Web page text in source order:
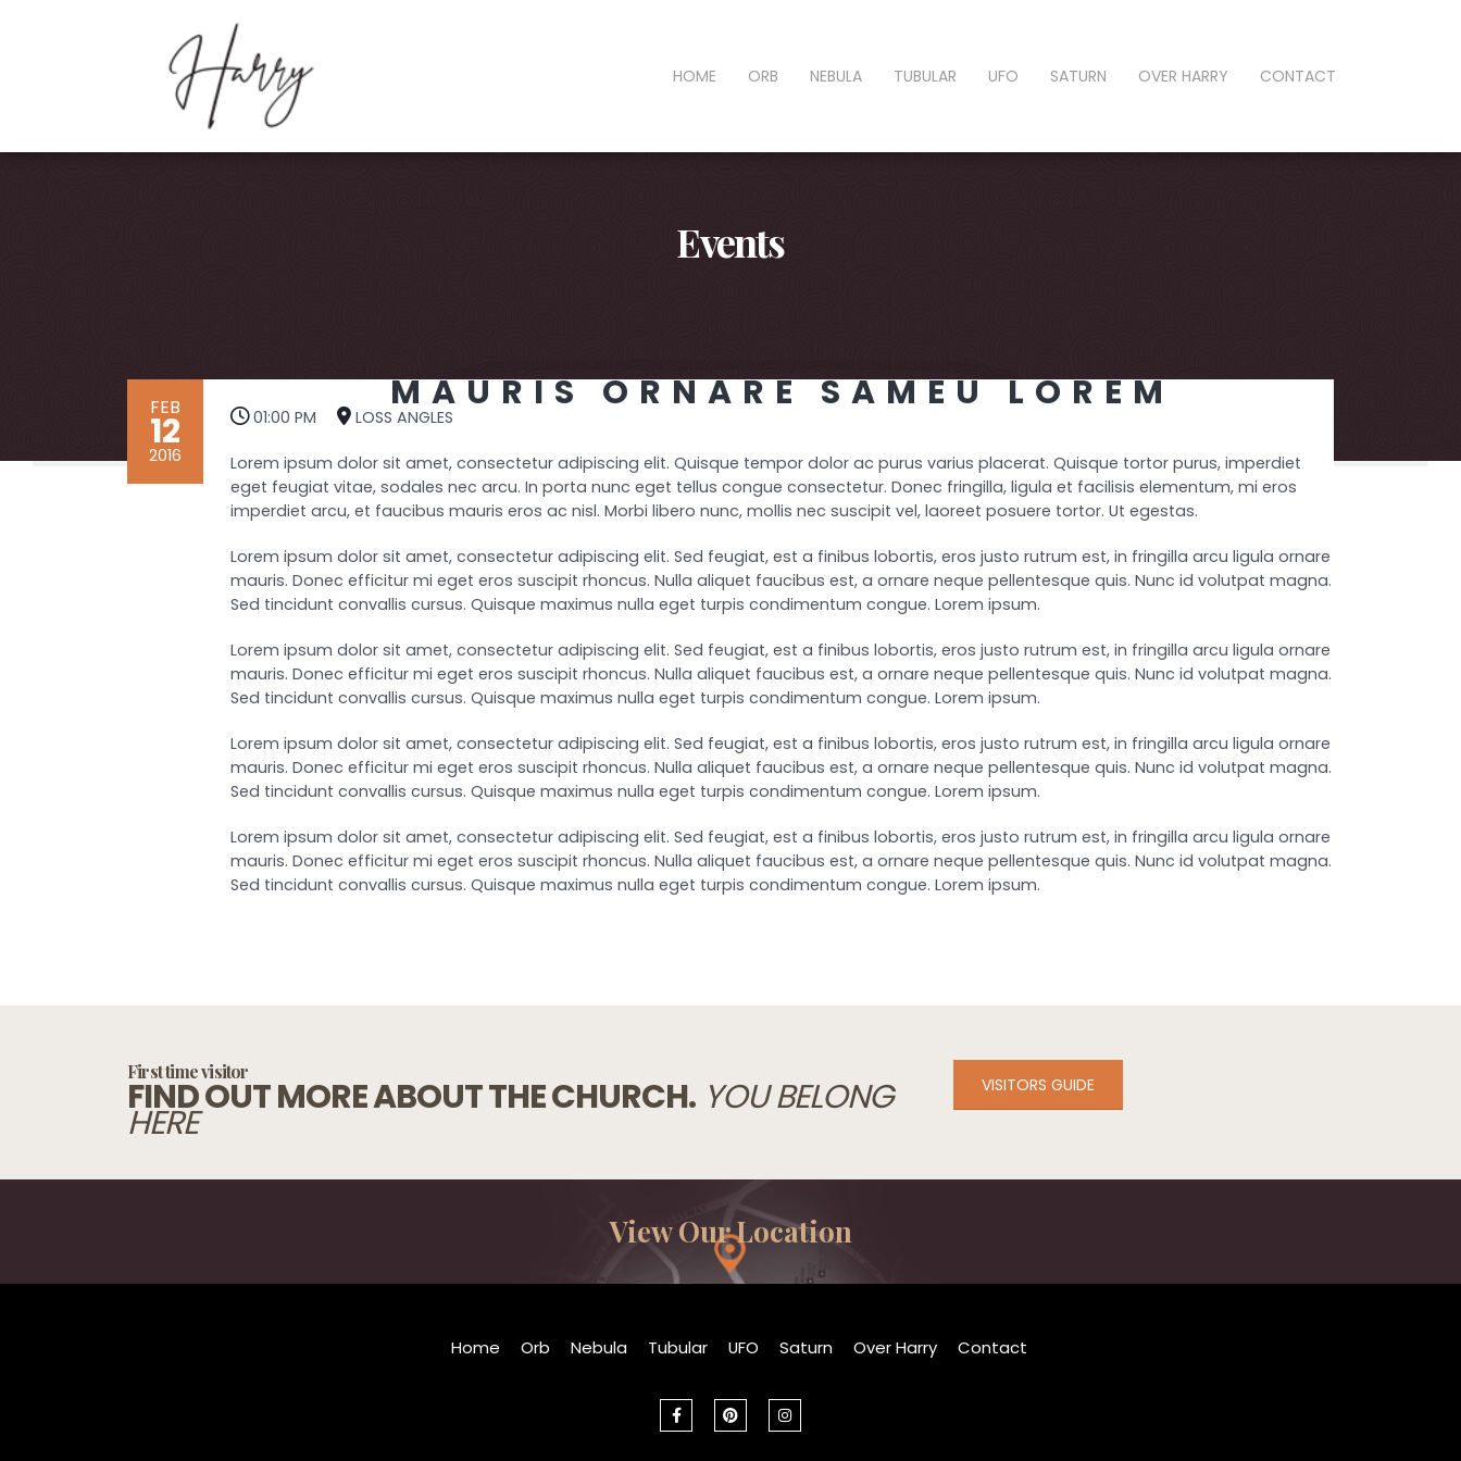
HOME ORB NEBULA TUBULAR UFO SATURN OVER HARRY CONTACT
Events
FEB
12
2016
MAURIS ORNARE SAMEU LOREM
01:00 PM LOSS ANGLES
Lorem ipsum dolor sit amet, consectetur adipiscing elit. Quisque tempor dolor ac purus varius placerat. Quisque tortor purus, imperdiet
eget feugiat vitae, sodales nec arcu. In porta nunc eget tellus congue consectetur. Donec fringilla, ligula et facilisis elementum, mi eros
imperdiet arcu, et faucibus mauris eros ac nisl. Morbi libero nunc, mollis nec suscipit vel, laoreet posuere tortor. Ut egestas.
Lorem ipsum dolor sit amet, consectetur adipiscing elit. Sed feugiat, est a finibus lobortis, eros justo rutrum est, in fringilla arcu ligula ornare
mauris. Donec efficitur mi eget eros suscipit rhoncus. Nulla aliquet faucibus est, a ornare neque pellentesque quis. Nunc id volutpat magna.
Sed tincidunt convallis cursus. Quisque maximus nulla eget turpis condimentum congue. Lorem ipsum.
Lorem ipsum dolor sit amet, consectetur adipiscing elit. Sed feugiat, est a finibus lobortis, eros justo rutrum est, in fringilla arcu ligula ornare
mauris. Donec efficitur mi eget eros suscipit rhoncus. Nulla aliquet faucibus est, a ornare neque pellentesque quis. Nunc id volutpat magna.
Sed tincidunt convallis cursus. Quisque maximus nulla eget turpis condimentum congue. Lorem ipsum.
Lorem ipsum dolor sit amet, consectetur adipiscing elit. Sed feugiat, est a finibus lobortis, eros justo rutrum est, in fringilla arcu ligula ornare
mauris. Donec efficitur mi eget eros suscipit rhoncus. Nulla aliquet faucibus est, a ornare neque pellentesque quis. Nunc id volutpat magna.
Sed tincidunt convallis cursus. Quisque maximus nulla eget turpis condimentum congue. Lorem ipsum.
Lorem ipsum dolor sit amet, consectetur adipiscing elit. Sed feugiat, est a finibus lobortis, eros justo rutrum est, in fringilla arcu ligula ornare
mauris. Donec efficitur mi eget eros suscipit rhoncus. Nulla aliquet faucibus est, a ornare neque pellentesque quis. Nunc id volutpat magna.
Sed tincidunt convallis cursus. Quisque maximus nulla eget turpis condimentum congue. Lorem ipsum.
First time visitor
FIND OUT MORE ABOUT THE CHURCH. YOU BELONG
HERE
VISITORS GUIDE
View Our Location
Home Orb Nebula Tubular UFO Saturn Over Harry Contact